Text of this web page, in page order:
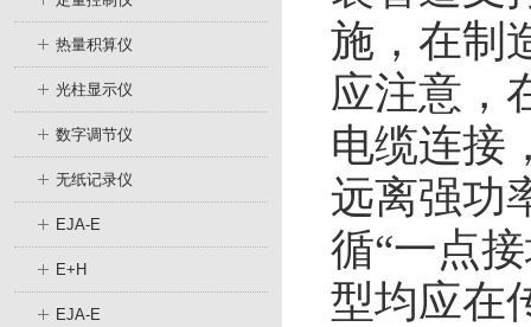
热量积算仪
光柱显示仪
数字调节仪
无纸记录仪
EJA-E
E+H
EJA-E
施，在制
应注意，
电缆连接
远离强功
循“一点
型均应在